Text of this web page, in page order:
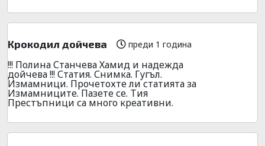
Крокодил дойчева преди 1 година
!!! Полина Станчева Хамид и надежда
дойчева !!! Статия. Снимка. Гугъл.
Измамници. Прочетохте ли статията за
Измамниците. Пазете се. Тия
Престъпници са много креативни.